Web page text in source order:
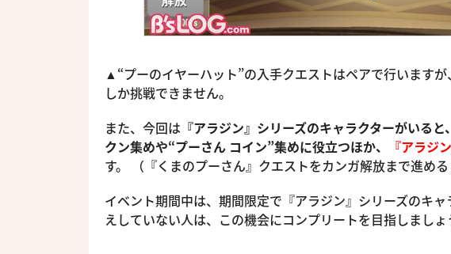
▲“プーのイヤーハット”の入手クエストはペアで行います
しか挑戦できません。
また、今回は 『アラジン』シリーズのキャラクターがいる
クン集めや“プーさん コイン”集めに役立つほか、
『アラジ
す。 （『くまのプーさん』クエストをカンガ解放まで進める
イベント期間中は、期間限定で『アラジン』シリーズのキ
えしていない人は、この機会にコンプリートを目指しましょ